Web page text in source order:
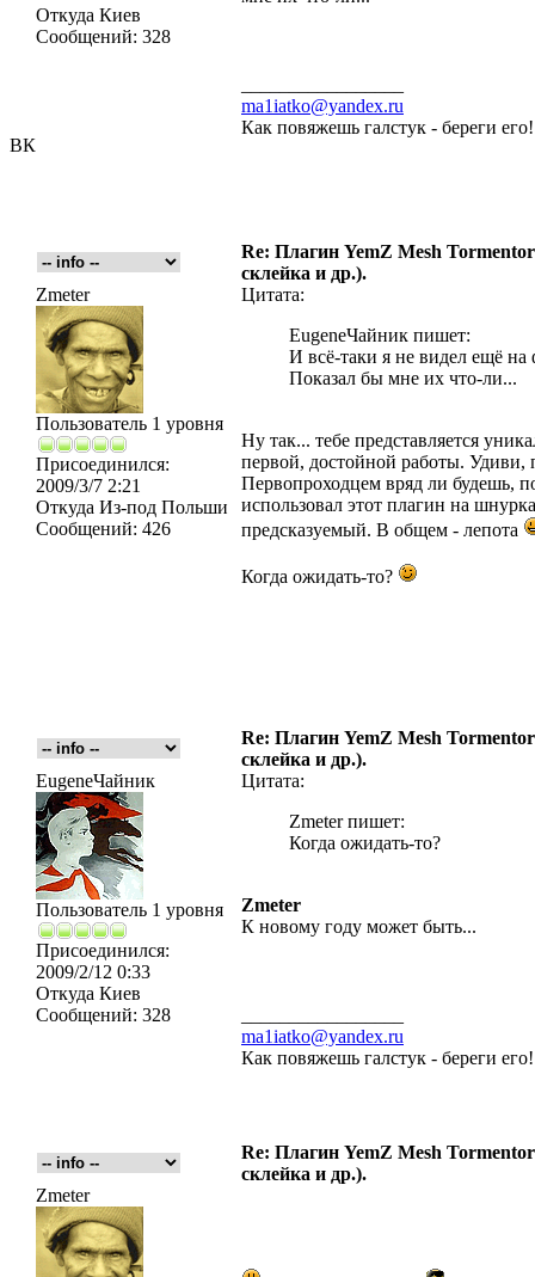
ВК
Откуда Киев
Сообщений: 328
ma1iatko@yandex.ru
Как повяжешь галстук - береги
Re: Плагин YemZ Mesh
склейка и др.).
Zmeter
Пользователь 1 уровня
Присоединился:
2009/3/7 2:21
Откуда Из-под Польши
Сообщений: 426
Цитата:
EugeneЧайник пишет:
И всё-таки я не видел ещё на
Показал бы мне их что-ли...
Ну так... тебе представляется
первой, достойной работы. Удиви,
Первопроходцем вряд ли будешь,
использовал этот плагин на
предсказуемый. В общем - лепота
Когда ожидать-то?
Re: Плагин YemZ Mesh
склейка и др.).
EugeneЧайник
Пользователь 1 уровня
Присоединился:
2009/2/12 0:33
Откуда Киев
Сообщений: 328
Цитата:
Zmeter пишет:
Когда ожидать-то?
Zmeter
К новому году может быть...
ma1iatko@yandex.ru
Как повяжешь галстук - береги
Re: Плагин YemZ Mesh
склейка и др.).
Zmeter